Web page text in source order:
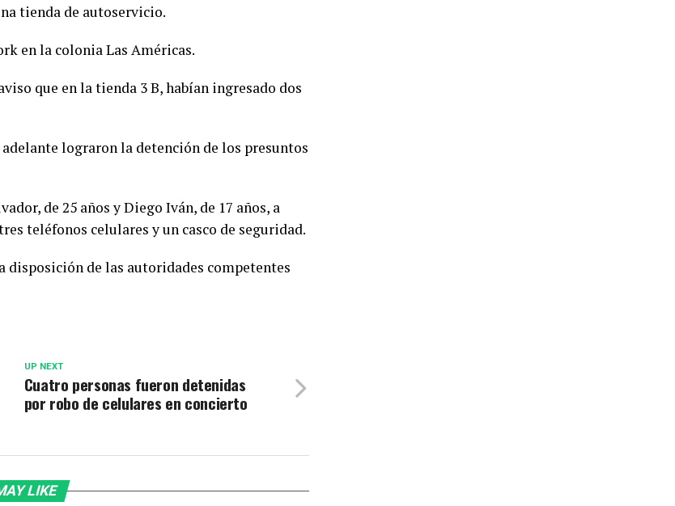
tienda de autoservicio.
en la colonia Las Américas.
que en la tienda 3 B, habían ingresado dos
lograron la detención de los presuntos
de 25 años y Diego Iván, de 17 años, a
teléfonos celulares y un casco de seguridad.
disposición de las autoridades competentes
UP NEXT
Cuatro personas fueron detenidas
por robo de celulares en concierto
LIKE